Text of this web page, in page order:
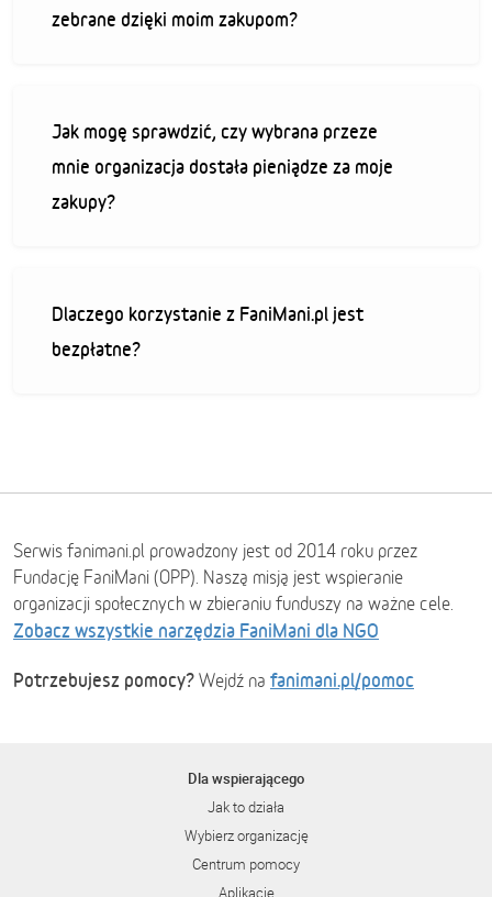
zebrane dzięki moim zakupom?
Jak mogę sprawdzić, czy wybrana przeze
mnie organizacja dostała pieniądze za moje
zakupy?
Dlaczego korzystanie z FaniMani.pl jest
bezpłatne?
Serwis fanimani.pl prowadzony jest od 2014 roku przez
Fundację FaniMani (OPP). Naszą misją jest wspieranie
organizacji społecznych w zbieraniu funduszy na ważne cele.
Zobacz wszystkie narzędzia FaniMani dla NGO
Potrzebujesz pomocy? Wejdź na fanimani.pl/pomoc
Dla wspierającego
Jak to działa
Wybierz organizację
Centrum pomocy
Aplikacje